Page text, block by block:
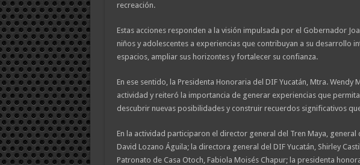
recreación.
Estas acciones responden a la visión impulsada por el Gobernador
niños y adolescentes a experiencias que contribuyan a su desarrollo
espacios, ampliar sus horizontes y fortalecer su confianza.
En ese sentido, la Presidenta Honoraria del DIF Yucatán, Mtra. Wendy
actividad y reiteró la importancia de generar experiencias que
descubrir nuevas posibilidades y construir recuerdos significativos
En la actividad participaron el director general del Tren Maya,
David Lozano Águila; la directora general del DIF Yucatán, Shirley
Patronato de Casa Otoch, Fabiola Moisés Chapur; la presidenta